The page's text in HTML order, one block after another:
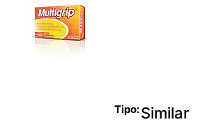
Tipo:Similar